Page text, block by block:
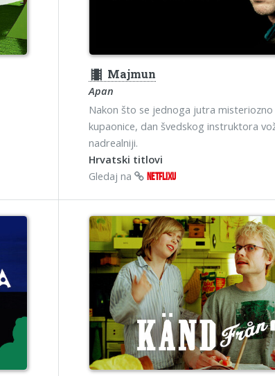
theaters Majmun
Apan
Nakon što se jednoga jutra
kupaonice, dan švedskog instruktora
nadrealniji.
Hrvatski titlovi
Gledaj na
NETFLIXU